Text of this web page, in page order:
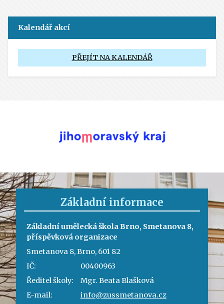
Kalendář akcí
PŘEJÍT NA KALENDÁŘ
Základní informace
Základní umělecká škola Brno, Smetanova 8,
příspěvková organizace
Smetanova 8, Brno, 601 82
IČ:
00400963
Ředitel školy:
Mgr. Beata Blašková
E-mail:
info@zussmetanova.cz